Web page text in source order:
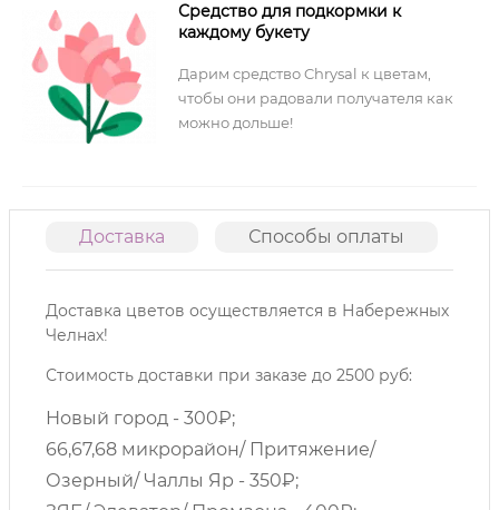
Средство для подкормки к
каждому букету
Дарим средство Chrysal к цветам,
чтобы они радовали получателя как
можно дольше!
Доставка Способы оплаты
Доставка цветов осуществляется в Набережных
Челнах!
Стоимость доставки при заказе до 2500 руб:
Новый город - 300₽;
66,67,68 микрорайон/ Притяжение/
Озерный/ Чаллы Яр - 350₽;